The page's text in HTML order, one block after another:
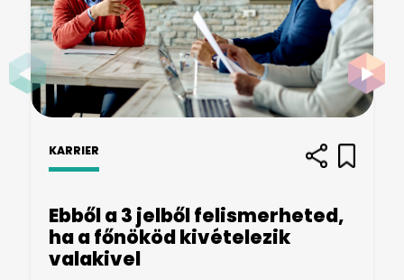
KARRIER
Ebből a 3 jelből felismerheted,
ha a főnököd kivételezik
valakivel